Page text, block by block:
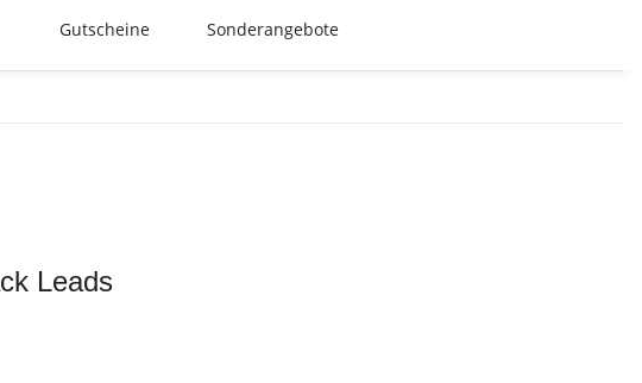
Gutscheine Sonderangebote
Leads